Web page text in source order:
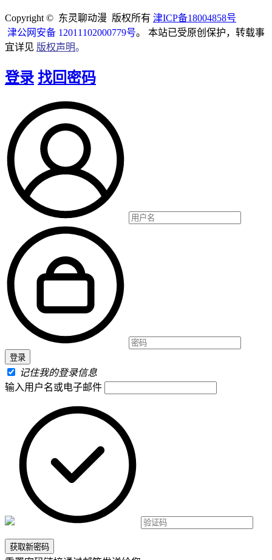
Copyright © 东灵聊动漫 版权所有 津ICP备18004858号
津公网安备 12011102000779号。 本站已受原创保护，转载事
宜详见 版权声明。
登录 找回密码
记住我的登录信息
输入用户名或电子邮件